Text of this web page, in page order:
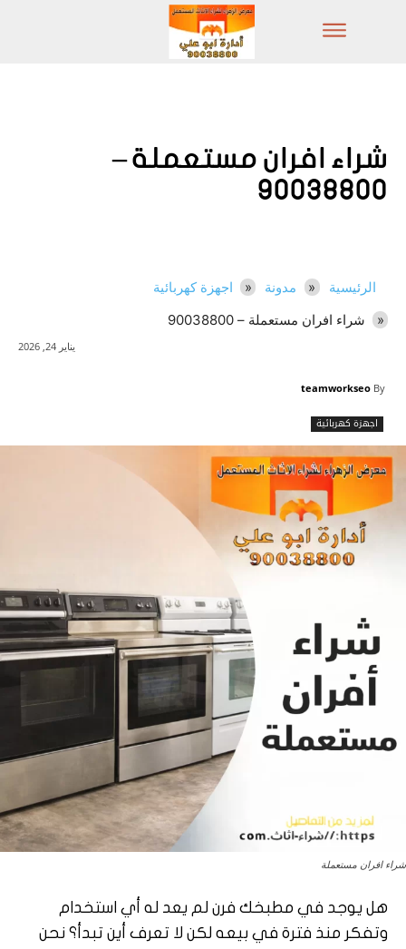
شراء افران مستعملة –
90038800
الرئيسية مدونة
اجهزة كهربائية
شراء افران مستعملة – 90038800
يناير 24, 2026
By
teamworkseo
اجهزة كهربائية
شراء افران مستعملة
هل يوجد في مطبخك فرن لم يعد له أي استخدام
وتفكر منذ فترة في بيعه لكن لا تعرف أين تبدأ؟ نحن